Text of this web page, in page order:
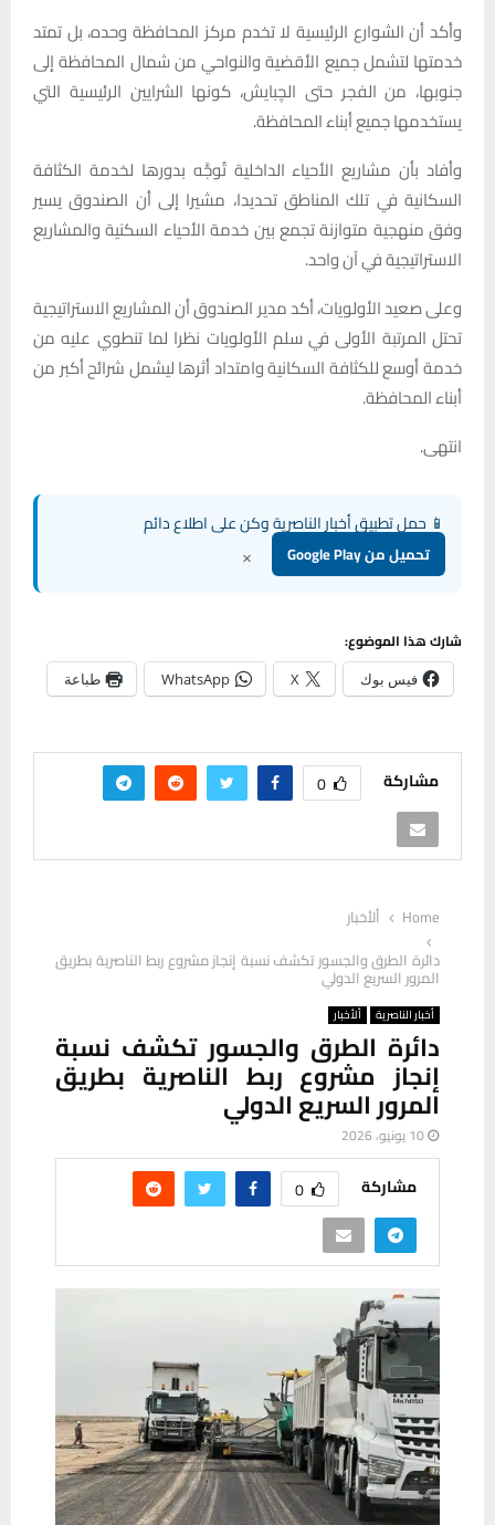
وأكد أن الشوارع الرئيسية لا تخدم مركز المحافظة وحده، بل تمتد
خدمتها لتشمل جميع الأقضية والنواحي من شمال المحافظة إلى
جنوبها، من الفجر حتى الچبايش، كونها الشرايين الرئيسية التي
يستخدمها جميع أبناء المحافظة.
وأفاد بأن مشاريع الأحياء الداخلية تُوجَّه بدورها لخدمة الكثافة
السكانية في تلك المناطق تحديدا، مشيرا إلى أن الصندوق يسير
وفق منهجية متوازنة تجمع بين خدمة الأحياء السكنية والمشاريع
الاستراتيجية في آن واحد.
وعلى صعيد الأولويات، أكد مدير الصندوق أن المشاريع الاستراتيجية
تحتل المرتبة الأولى في سلم الأولويات نظرا لما تنطوي عليه من
خدمة أوسع للكثافة السكانية وامتداد أثرها ليشمل شرائح أكبر من
أبناء المحافظة.
انتهى.
📱 حمل تطبيق أخبار الناصرية وكن على اطلاع دائم
تحميل من Google Play ×
شارك هذا الموضوع:
فيس بوك X
WhatsApp طباعة
مشاركة 0
Home
ألأخبار
دائرة الطرق والجسور تكشف نسبة إنجاز مشروع ربط الناصرية بطريق
المرور السريع الدولي
أخبار الناصرية ألأخبار
دائرة الطرق والجسور تكشف نسبة
إنجاز مشروع ربط الناصرية بطريق
المرور السريع الدولي
10 يونيو، 2026
مشاركة 0